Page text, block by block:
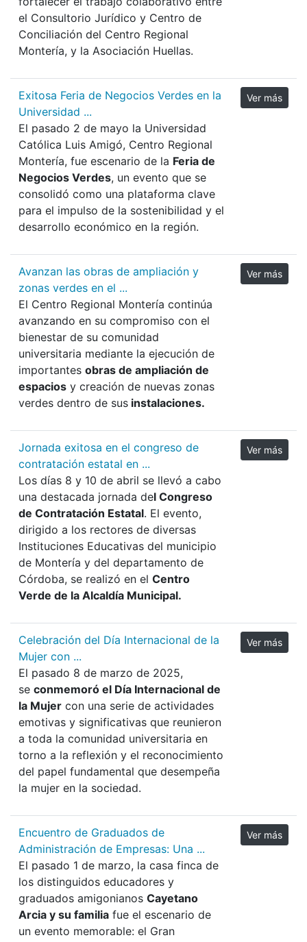
el Consultorio Jurídico y Centro de
Conciliación del Centro Regional
Montería, y la Asociación Huellas.
Exitosa Feria de Negocios Verdes en la
Universidad ...
El pasado 2 de mayo la Universidad
Católica Luis Amigó, Centro Regional
Montería, fue escenario de la Feria de
Negocios Verdes, un evento que se
consolidó como una plataforma clave
para el impulso de la sostenibilidad y el
desarrollo económico en la región.
Ver más
Avanzan las obras de ampliación y
zonas verdes en el ...
El Centro Regional Montería continúa
avanzando en su compromiso con el
bienestar de su comunidad
universitaria mediante la ejecución de
importantes obras de ampliación de
espacios y creación de nuevas zonas
verdes dentro de sus instalaciones.
Ver más
Jornada exitosa en el congreso de
contratación estatal en ...
Los días 8 y 10 de abril se llevó a cabo
una destacada jornada del Congreso
de Contratación Estatal. El evento,
dirigido a los rectores de diversas
Instituciones Educativas del municipio
de Montería y del departamento de
Córdoba, se realizó en el Centro
Verde de la Alcaldía Municipal.
Ver más
Celebración del Día Internacional de la
Mujer con ...
El pasado 8 de marzo de 2025,
se conmemoró el Día Internacional de
la Mujer con una serie de actividades
emotivas y significativas que reunieron
a toda la comunidad universitaria en
torno a la reflexión y el reconocimiento
del papel fundamental que desempeña
la mujer en la sociedad.
Ver más
Encuentro de Graduados de
Administración de Empresas: Una ...
El pasado 1 de marzo, la casa finca de
los distinguidos educadores y
graduados amigonianos Cayetano
Arcia y su familia fue el escenario de
un evento memorable: el Gran
Ver más